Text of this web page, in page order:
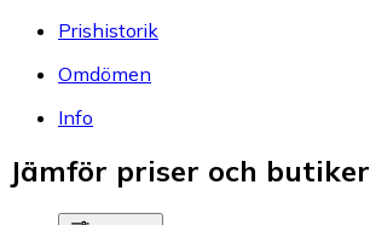
Prishistorik
Omdömen
Info
Jämför priser och butiker